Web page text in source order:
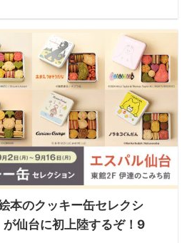
本のクッキー缶セレクシ
仙台に初上陸するぞ！9